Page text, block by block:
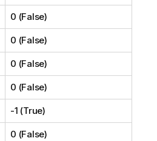
0 (False)
0 (False)
0 (False)
0 (False)
-1 (True)
0 (False)